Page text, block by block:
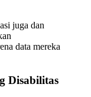
juga dan
data mereka
Disabilitas